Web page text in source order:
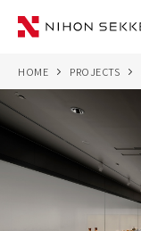
SERVICES
PROJECTS
HOME PROJECTS